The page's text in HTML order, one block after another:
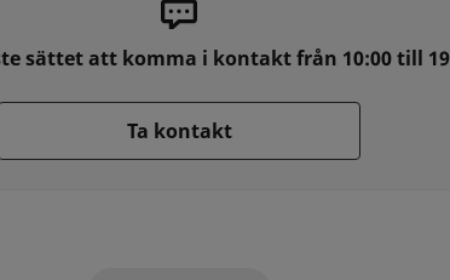
sättet att komma i kontakt från 10:00 till
Ta kontakt